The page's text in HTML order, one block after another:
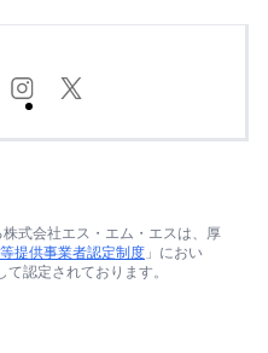
式会社エス・エム・エスは、厚
提供事業者認定制度 」におい
認定されております。